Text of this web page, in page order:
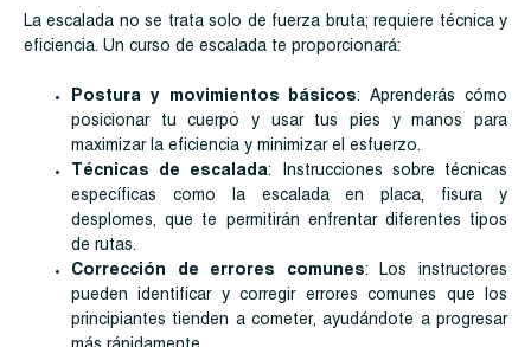
La escalada no se trata solo de fuerza bruta; requiere técnica y
eficiencia. Un curso de escalada te proporcionará:
Postura y movimientos básicos: Aprenderás cómo
posicionar tu cuerpo y usar tus pies y manos para
maximizar la eficiencia y minimizar el esfuerzo.
Técnicas de escalada: Instrucciones sobre técnicas
específicas como la escalada en placa, fisura y
desplomes, que te permitirán enfrentar diferentes tipos
de rutas.
Corrección de errores comunes: Los instructores
pueden identificar y corregir errores comunes que los
principiantes tienden a cometer, ayudándote a progresar